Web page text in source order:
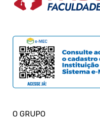
O GRUPO